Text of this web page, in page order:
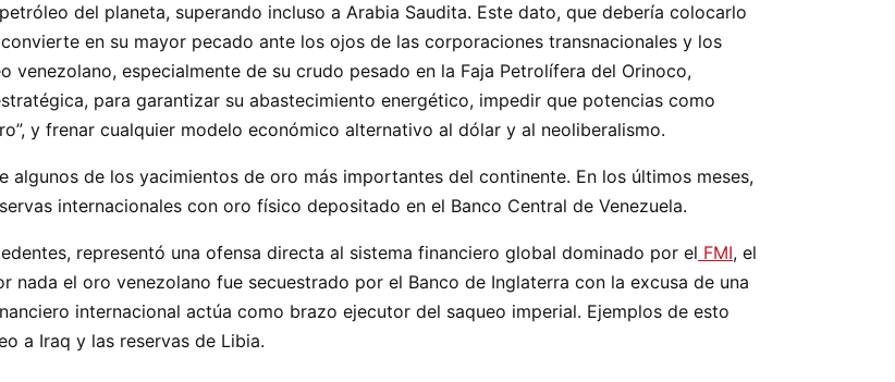
del planeta, superando incluso a Arabia Saudita. Este dato, que debería colocarlo
en su mayor pecado ante los ojos de las corporaciones transnacionales y los
especialmente de su crudo pesado en la Faja Petrolífera del Orinoco,
para garantizar su abastecimiento energético, impedir que potencias como
y frenar cualquier modelo económico alternativo al dólar y al neoliberalismo.
algunos de los yacimientos de oro más importantes del continente. En los últimos meses,
internacionales con oro físico depositado en el Banco Central de Venezuela.
representó una ofensa directa al sistema financiero global dominado por el FMI, el
nada el oro venezolano fue secuestrado por el Banco de Inglaterra con la excusa de una
internacional actúa como brazo ejecutor del saqueo imperial. Ejemplos de esto
a Iraq y las reservas de Libia.